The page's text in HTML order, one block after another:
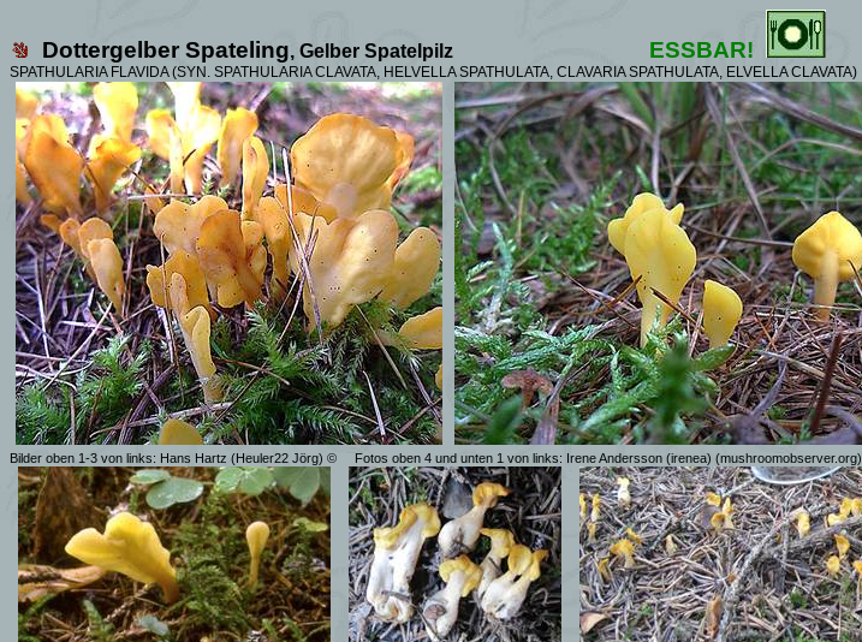
Dottergelber Spateling, Gelber Spatelpilz ESSBAR!
SPATHULARIA FLAVIDA (SYN. SPATHULARIA CLAVATA, HELVELLA SPATHULATA, CLAVARIA SPATHULATA, ELVELLA CLAVATA)
Bilder oben 1-3 von links: Hans Hartz (Heuler22 Jörg) © Fotos oben 4 und unten 1 von links: Irene Andersson (irenea) (mushroomobserver.org)